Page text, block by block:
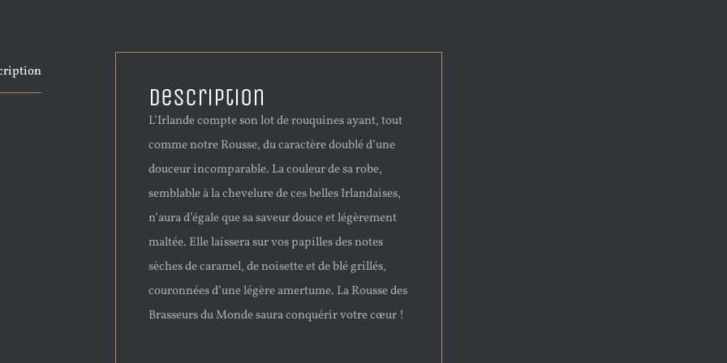
Description
L’Irlande compte son lot de rouquines ayant, tout
comme notre Rousse, du caractère doublé d’une
douceur incomparable. La couleur de sa robe,
semblable à la chevelure de ces belles Irlandaises,
n’aura d’égale que sa saveur douce et légèrement
maltée. Elle laissera sur vos papilles des notes
sèches de caramel, de noisette et de blé grillés,
couronnées d’une légère amertume. La Rousse des
Brasseurs du Monde saura conquérir votre cœur !